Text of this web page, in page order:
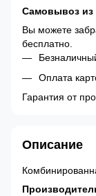
Самовывоз из
Вы можете
бесплатно.
Оплата
Гарантия от
Описание